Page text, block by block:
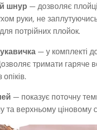
шнур — дозволяє
руки, не
потрійних плойок.
— у комплекті
тримати гаряче
— показує поточну
та верхньому ціновому